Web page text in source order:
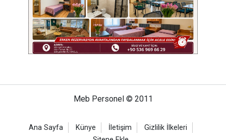
Meb Personel © 2011
Ana Sayfa Künye İletişim
Gizlilik İlkeleri